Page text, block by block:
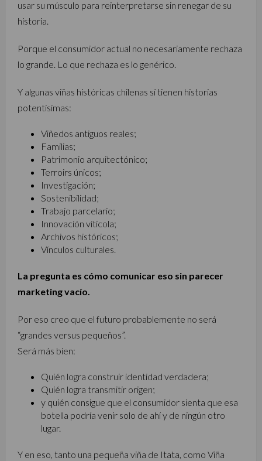
usar su músculo para reinterpretarse sin renegar de su
historia.
Porque el consumidor actual no necesariamente rechaza
lo grande. Lo que rechaza es lo genérico.
Y algunas viñas históricas chilenas sí tienen historias
potentísimas:
Viñedos antiguos reales;
Familias;
Patrimonio arquitectónico;
Terroirs únicos;
Investigación;
Sostenibilidad;
Trabajo parcelario;
Innovación vitícola;
Archivos históricos;
Vínculos culturales.
La pregunta es cómo comunicar eso sin parecer
marketing vacío.
Por eso creo que el futuro probablemente no será
“grandes versus pequeños”.
Será más bien:
Quién logra construir identidad verdadera;
Quién logra transmitir origen;
y quién consigue que el consumidor sienta que esa
botella podría venir solo de ahí y de ningún otro
lugar.
Y en eso, tanto una pequeña viña de Itata, como Viña